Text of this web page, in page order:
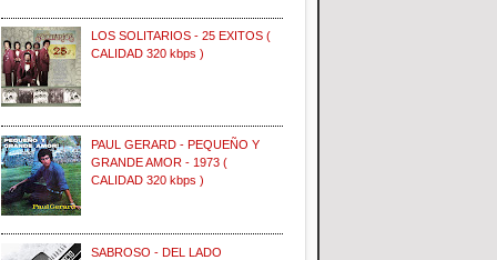
LOS SOLITARIOS - 25 EXITOS (
CALIDAD 320 kbps )
PAUL GERARD - PEQUEÑO Y
GRANDE AMOR - 1973 (
CALIDAD 320 kbps )
SABROSO - DEL LADO